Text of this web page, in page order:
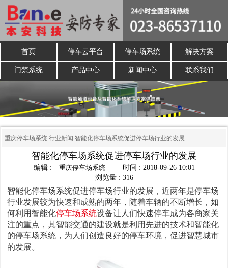
首页 停车云平台 停车场系统 解决方案
门禁系统 产品中心 新闻中心 联系我们
重庆停车场系统 行业新闻 智能化停车场系统促进停车场行业的发展
智能化停车场系统促进停车场行业的发展
编辑 : 重庆停车场系统
时间 : 2018-09-26 10:01
浏览量 : 316
智能化停车场系统促进停车场行业的发展，近两年是停车场
行业发展较为快速和成熟的两年，随着车辆的不断增长，如
何利用智能化停车场系统设备让人们快速停车成为各商家关
注的重点，其智能交通的建设就是利用先进的技术和智能化
的停车场系统，为人们创造良好的停车环境，促进智慧城市
的发展。